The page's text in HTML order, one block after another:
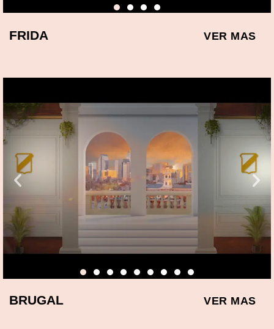
FRIDA VER MAS
BRUGAL VER MAS